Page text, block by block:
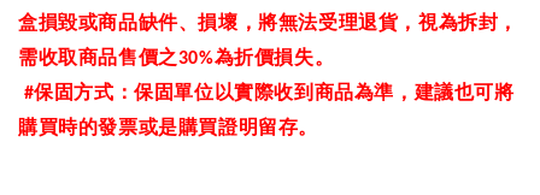
盒損毀或商品缺件、損壞，將無法受理退貨，視為拆封，
需收取商品售價之30%為折價損失。
#保固方式：保固單位以實際收到商品為準，建議也可將
購買時的發票或是購買證明留存。